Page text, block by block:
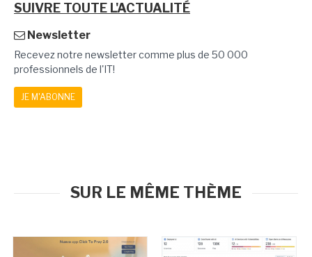
SUIVRE TOUTE L'ACTUALITÉ
Newsletter
Recevez notre newsletter comme plus de 50 000
professionnels de l'IT!
JE M'ABONNE
SUR LE MÊME THÈME